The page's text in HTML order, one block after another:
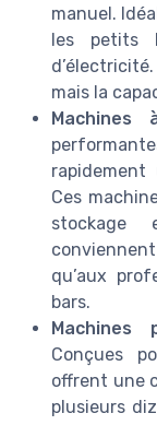
manuel.
les petits
mais la
Machines
Ces
stockage
qu’aux
bars.
Machines
Conçues
offrent une
plusieurs